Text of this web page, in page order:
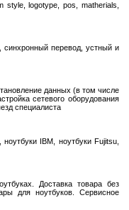
style, logotype, pos, matherials,
синхронный перевод, устный и
данных (в том числе
сетевого оборудования
специалиста
IBM, ноутбуки Fujitsu,
Доставка товара без
для ноутбуков. Сервисное